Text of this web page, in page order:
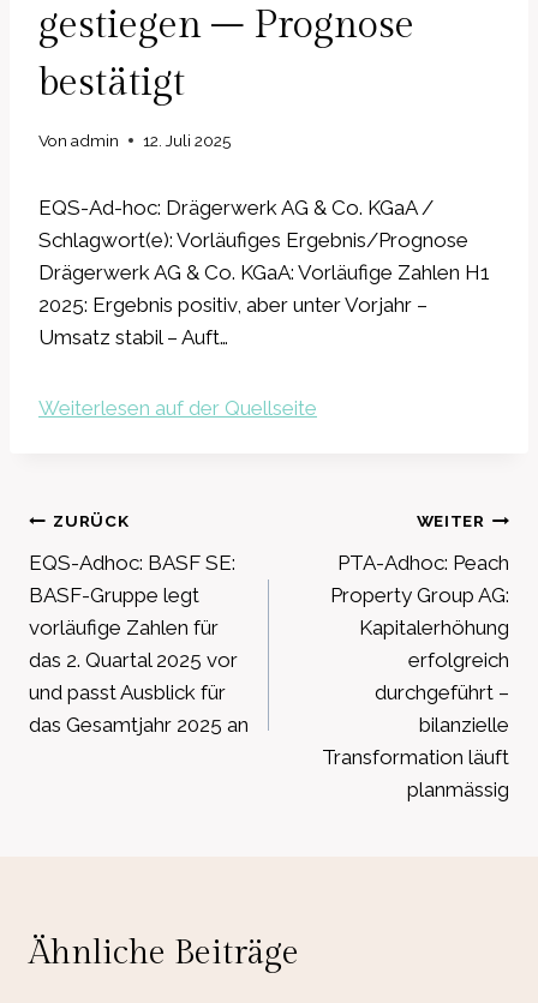
gestiegen – Prognose
bestätigt
Von admin 12. Juli 2025
EQS-Ad-hoc: Drägerwerk AG & Co. KGaA /
Schlagwort(e): Vorläufiges Ergebnis/Prognose
Drägerwerk AG & Co. KGaA: Vorläufige Zahlen H1
2025: Ergebnis positiv, aber unter Vorjahr –
Umsatz stabil – Auft…
Weiterlesen auf der Quellseite
Beitragsnavigation
ZURÜCK
EQS-Adhoc: BASF SE:
BASF-Gruppe legt
vorläufige Zahlen für
das 2. Quartal 2025 vor
und passt Ausblick für
das Gesamtjahr 2025 an
WEITER
PTA-Adhoc: Peach
Property Group AG:
Kapitalerhöhung
erfolgreich
durchgeführt –
bilanzielle
Transformation läuft
planmässig
Ähnliche Beiträge